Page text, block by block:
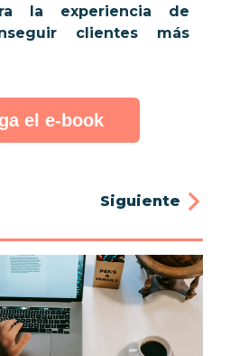
la experiencia de
clientes más
el e-book
Siguiente